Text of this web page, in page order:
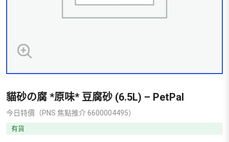
貓砂の腐 *原味* 豆腐砂 (6.5L) – PetPal
今日特價（PNS 焦點推介 6600004495）
有貨